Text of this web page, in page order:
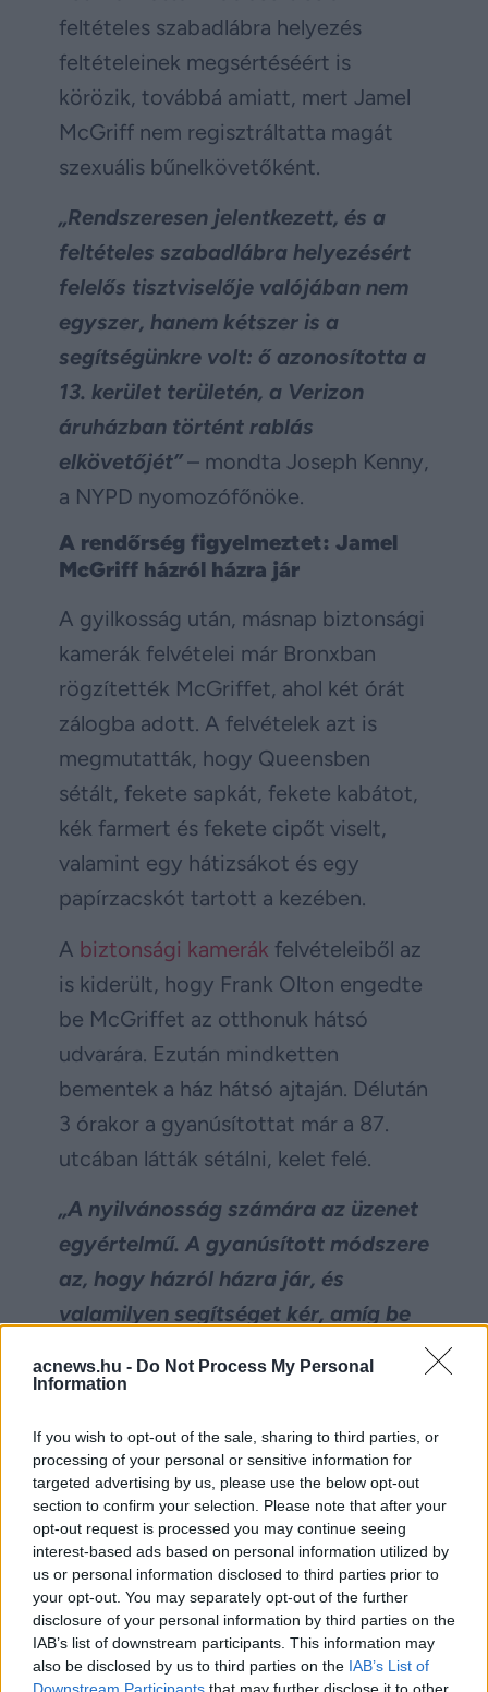
acnews.hu - Do Not Process My Personal
Information
If you wish to opt-out of the sale, sharing to third parties, or
processing of your personal or sensitive information for
targeted advertising by us, please use the below opt-out
section to confirm your selection. Please note that after your
opt-out request is processed you may continue seeing
interest-based ads based on personal information utilized by
us or personal information disclosed to third parties prior to
your opt-out. You may separately opt-out of the further
disclosure of your personal information by third parties on the
IAB’s list of downstream participants. This information may
also be disclosed by us to third parties on the IAB’s List of
Downstream Participants that may further disclose it to other
feltételes szabadlábra helyezés
feltételeinek megsértéséért is
körözik, továbbá amiatt, mert Jamel
McGriff nem regisztráltatta magát
szexuális bűnelkövetőként.
„Rendszeresen jelentkezett, és a
feltételes szabadlábra helyezésért
felelős tisztviselője valójában nem
egyszer, hanem kétszer is a
segítségünkre volt: ő azonosította a
13. kerület területén, a Verizon
áruházban történt rablás
elkövetőjét”– mondta Joseph Kenny,
a NYPD nyomozófőnöke.
A rendőrség figyelmeztet: Jamel
McGriff házról házra jár
A gyilkosság után, másnap biztonsági
kamerák felvételei már Bronxban
rögzítették McGriffet, ahol két órát
zálogba adott. A felvételek azt is
megmutatták, hogy Queensben
sétált, fekete sapkát, fekete kabátot,
kék farmert és fekete cipőt viselt,
valamint egy hátizsákot és egy
papírzacskót tartott a kezében.
A biztonsági kamerák felvételeiből az
is kiderült, hogy Frank Olton engedte
be McGriffet az otthonuk hátsó
udvarára. Ezután mindketten
bementek a ház hátsó ajtaján. Délután
3 órakor a gyanúsítottat már a 87.
utcában látták sétálni, kelet felé.
„A nyilvánosság számára az üzenet
egyértelmű. A gyanúsított módszere
az, hogy házról házra jár, és
valamilyen segítséget kér, amíg be
nem jut. Tehát ne engedjen be senkit
az otthonába, akit nem ismer, vagy
– mondta Jessica Tisch rendőrfőnök
kedden.
Facebook Twitter
Reddit Telegram
Email